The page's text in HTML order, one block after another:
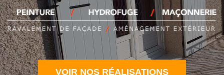
VOIR NOS RÉALISATIONS